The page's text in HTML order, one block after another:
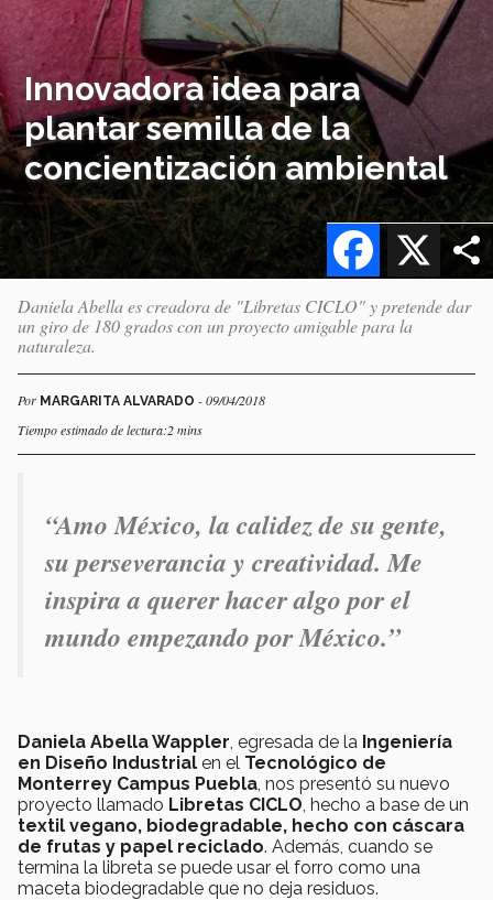
Innovadora idea para
plantar semilla de la
concientización ambiental
X
Facebook
Daniela Abella es creadora de "Libretas CICLO" y pretende dar
un giro de 180 grados con un proyecto amigable para la
naturaleza.
Por MARGARITA ALVARADO - 09/04/2018
Tiempo estimado de lectura:2 mins
“Amo México, la calidez de su gente,
su perseverancia y creatividad. Me
inspira a querer hacer algo por el
mundo empezando por México.”
Daniela Abella Wappler , egresada de la Ingeniería
en Diseño Industrial en el Tecnológico de
Monterrey Campus Puebla , nos presentó su nuevo
proyecto llamado Libretas CICLO , hecho a base de un
textil vegano, biodegradable, hecho con cáscara
de frutas y papel reciclado. Además, cuando se
termina la libreta se puede usar el forro como una
maceta biodegradable que no deja residuos.